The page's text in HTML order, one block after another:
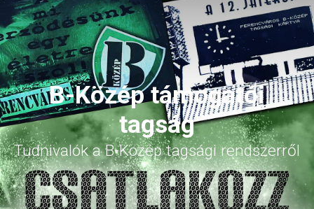
B-Közép támogatói
tagság
Tudnivalók a B-Közép tagsági rendszerről